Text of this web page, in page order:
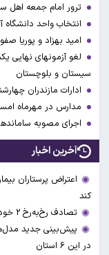
ترور امام جمعه اهل
انتخاب واحد دانشگاه آزاد اسلامی
امید بهزاد و پوریا
لغو آزمونهای نهایی
سیستان و بلوچستان
ادارات مازندران
مدارس در مهرماه
اجرای مصوبه
آخرین اخبار
اعتراض پرستاران
کند
تصادف رخ‌به‌رخ ۲ خودرو سمند/ ۴ سرنشین جان باختند
پیش‌بینی جدید
در این ۶ استان